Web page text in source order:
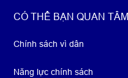
CÓ THỂ BẠN QUAN TÂM
Chính sách vì dân
Năng lực chính sách